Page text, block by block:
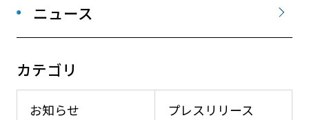
ニュース
カテゴリ
お知らせ プレスリリース